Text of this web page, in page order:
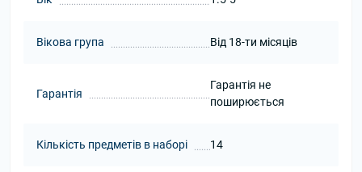
Вікова група Від 18-ти місяців
Гарантія
Гарантія не
поширюється
Кількість предметів в наборі 14